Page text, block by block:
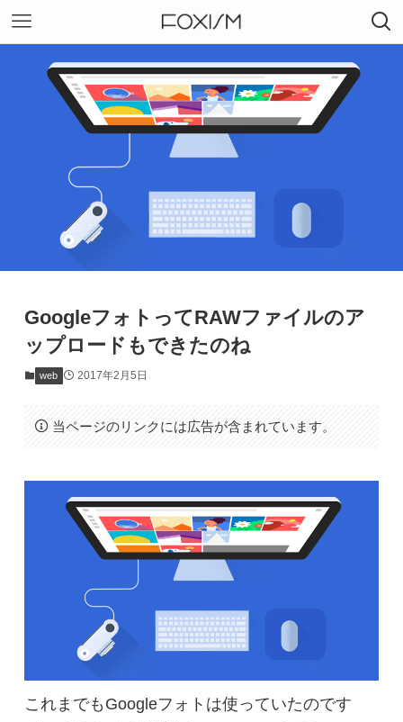
GoogleフォトってRAWファイルのア
ップロードもできたのね
web 2017年2月5日
当ページのリンクには広告が含まれています。
これまでもGoogleフォトは使っていたのです